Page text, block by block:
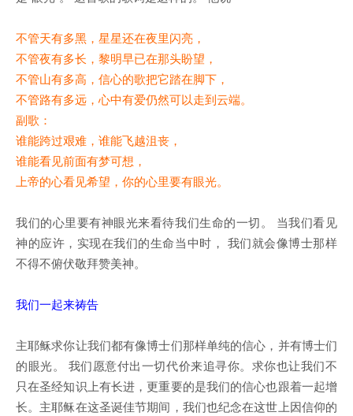
不管天有多黑，星星还在夜里闪亮，
不管夜有多长，黎明早已在那头盼望，
不管山有多高，信心的歌把它踏在脚下，
不管路有多远，心中有爱仍然可以走到云端。
副歌：
谁能跨过艰难，谁能飞越沮丧，
谁能看见前面有梦可想，
上帝的心看见希望，你的心里要有眼光。
我们的心里要有神眼光来看待我们生命的一切。 当我们看见
神的应许，实现在我们的生命当中时， 我们就会像博士那样
不得不俯伏敬拜赞美神。
我们一起来祷告
主耶稣求你让我们都有像博士们那样单纯的信心，并有博士们
的眼光。 我们愿意付出一切代价来追寻你。求你也让我们不
只在圣经知识上有长进，更重要的是我们的信心也跟着一起增
长。主耶稣在这圣诞佳节期间，我们也纪念在这世上因信仰的